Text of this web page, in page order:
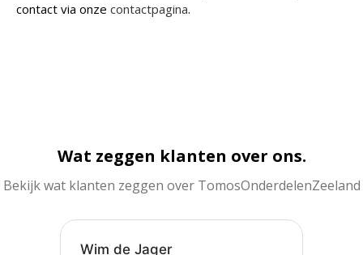
contact via onze contactpagina.
Wat zeggen klanten over ons.
Bekijk wat klanten zeggen over TomosOnderdelenZeeland